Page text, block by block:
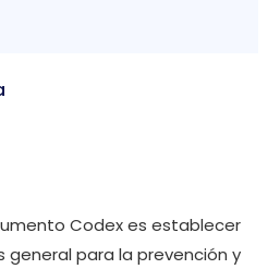
Codex es establecer
para la prevención y